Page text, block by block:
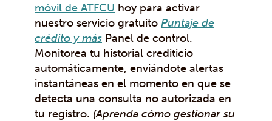
móvil de ATFCU hoy para activar
nuestro servicio gratuito Puntaje de
crédito y más Panel de control.
Monitorea tu historial crediticio
automáticamente, enviándote alertas
instantáneas en el momento en que se
detecta una consulta no autorizada en
tu registro. (Aprenda cómo gestionar su